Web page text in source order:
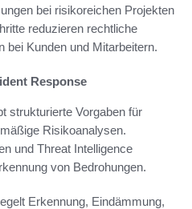
bei risikoreichen Projekten
reduzieren rechtliche
bei Kunden und Mitarbeitern.
Response
strukturierte Vorgaben für
Risikoanalysen.
und Threat Intelligence
von Bedrohungen.
Erkennung, Eindämmung,